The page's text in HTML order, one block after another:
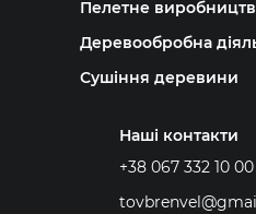
Пелетне
Деревообробна
Сушіння деревини
Наші контакти
+38 067 332 10 00